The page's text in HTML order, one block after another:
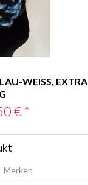
WEISS, EXTRA K
€ *
Merken